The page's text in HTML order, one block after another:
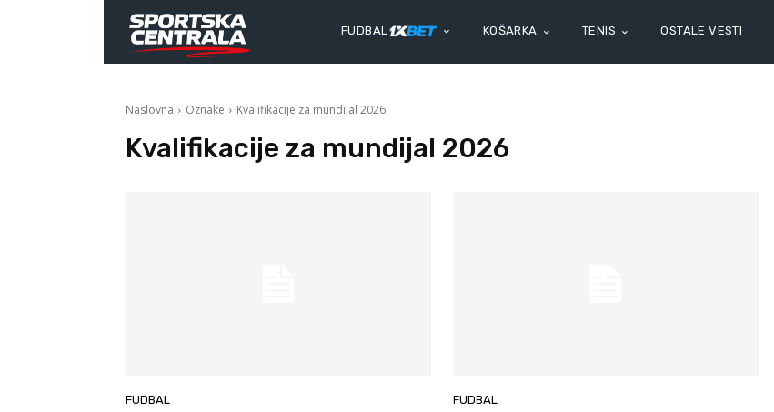
FUDBAL KOŠARKA TENIS OSTALE VESTI
Naslovna Oznake Kvalifikacije za mundijal 2026
Kvalifikacije za mundijal 2026
FUDBAL FUDBAL